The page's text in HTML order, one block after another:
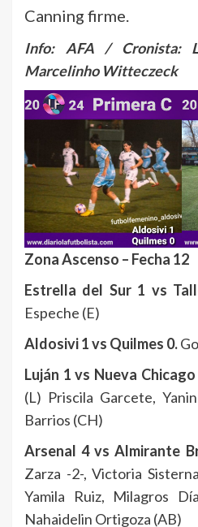
Canning firme.
Info: AFA / Cronista:
Marcelinho Witteczeck
Zona Ascenso – Fecha 12
Estrella del Sur 1 vs
Espeche (E)
Aldosivi 1 vs Quilmes 0.
Luján 1 vs Nueva Chicago
(L) Priscila Garcete,
Barrios (CH)
Arsenal 4 vs Almirante
Zarza -2-, Victoria
Yamila Ruiz, Milagros
Nahaidelin Ortigoza (AB)